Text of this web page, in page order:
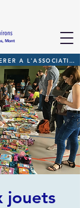
Mont
ADHERER A L'ASSOCIATION
jouets